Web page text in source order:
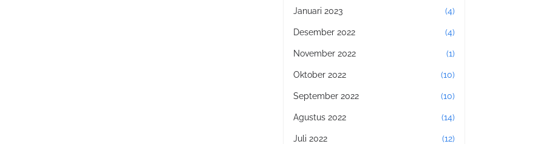
Januari 2023 (4)
Desember 2022 (4)
November 2022 (1)
Oktober 2022 (10)
September 2022 (10)
Agustus 2022 (14)
Juli 2022 (12)